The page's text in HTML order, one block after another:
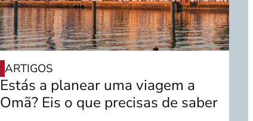
ARTIGOS
Estás a planear uma viagem a
Omã? Eis o que precisas de saber